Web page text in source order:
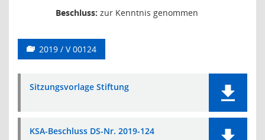
Beschluss: zur Kenntnis genommen
2019 / V 00124
Sitzungsvorlage Stiftung
KSA-Beschluss DS-Nr. 2019-124